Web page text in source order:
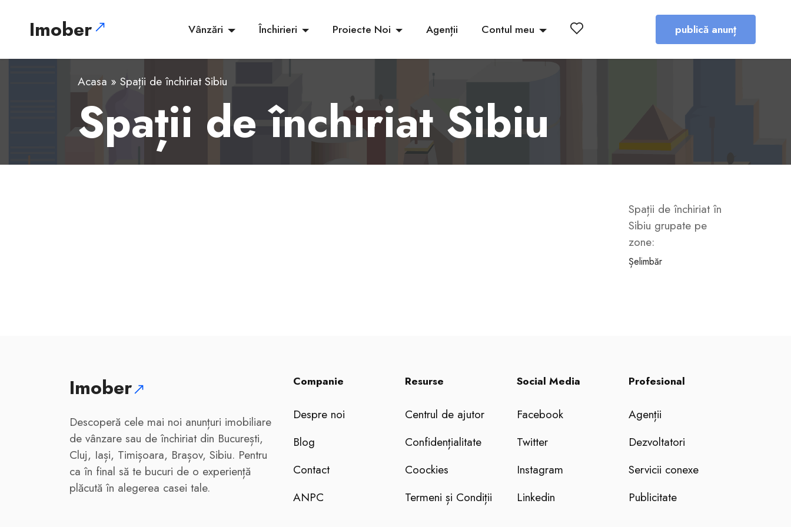
Imober Vânzări Închirieri Proiecte Noi Agenții Contul meu publică anunț
Acasa » Spații de închiriat Sibiu
Spații de închiriat Sibiu
Spații de închiriat în
Sibiu grupate pe
zone:
Șelimbăr
Imober
Descoperă cele mai noi anunțuri imobiliare
de vânzare sau de închiriat din București,
Cluj, Iași, Timișoara, Brașov, Sibiu. Pentru
ca în final să te bucuri de o experiență
plăcută în alegerea casei tale.
Companie
Despre noi
Blog
Contact
ANPC
Resurse
Centrul de ajutor
Confidențialitate
Coockies
Termeni și Condiții
Social Media
Facebook
Twitter
Instagram
Linkedin
Profesional
Agenții
Dezvoltatori
Servicii conexe
Publicitate